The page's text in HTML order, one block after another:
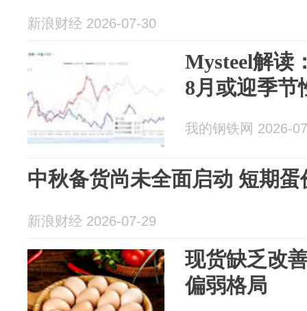
新浪财经 2026-07-30
Mysteel解读
8月或迎季节
我的钢铁网 2026-
中秋备货尚未全面启动 短期
新浪财经 2026-07-29
现货缺乏改
偏弱格局